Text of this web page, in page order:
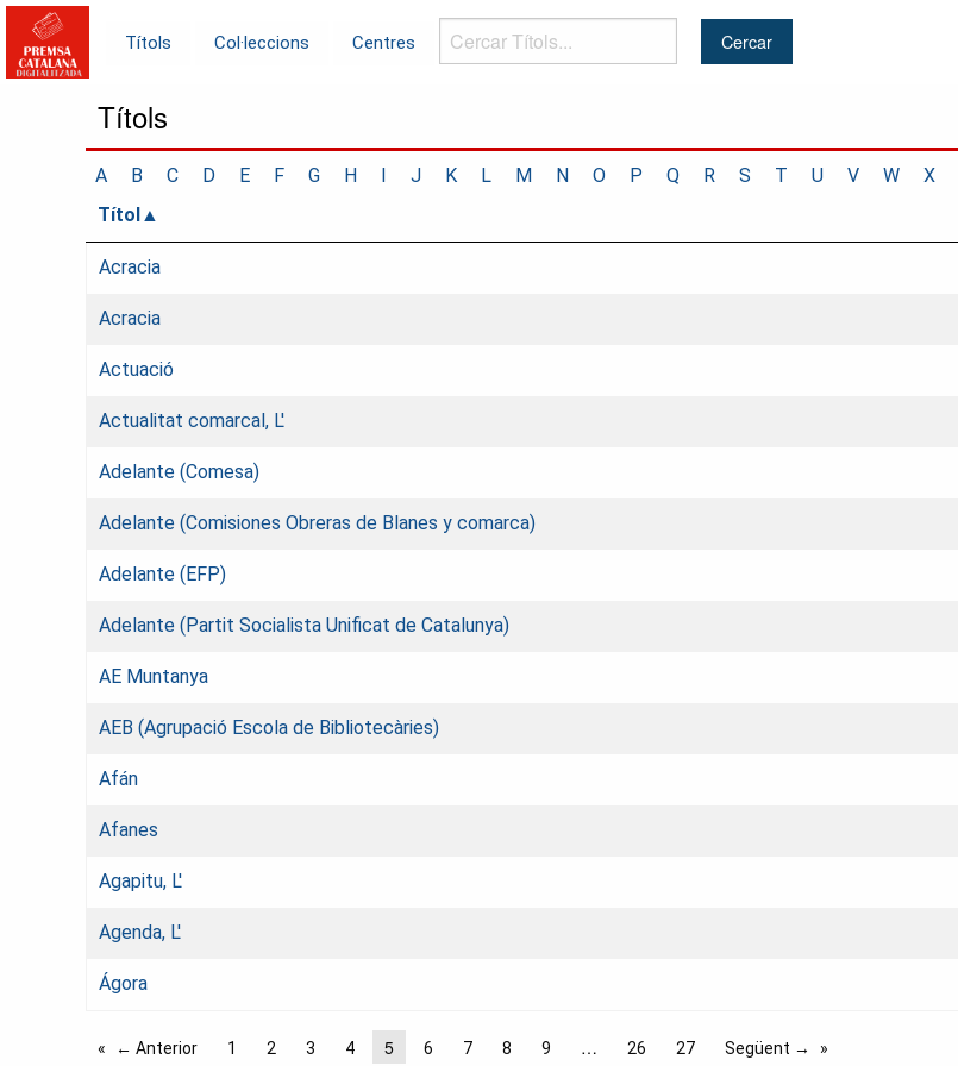
Títols Col·leccions Centres
Cercar
Títols...
Títols
A B C D E F G H I J K L M N O P Q R S T U V W X
Títol
Acracia
Acracia
Actuació
Actualitat comarcal, L'
Adelante (Comesa)
Adelante (Comisiones Obreras de Blanes y comarca)
Adelante (EFP)
Adelante (Partit Socialista Unificat de Catalunya)
AE Muntanya
AEB (Agrupació Escola de Bibliotecàries)
Afán
Afanes
Agapitu, L'
Agenda, L'
Ágora
← Anterior 1 2 3 4 5 6 7 8 9 26 27 Següent →